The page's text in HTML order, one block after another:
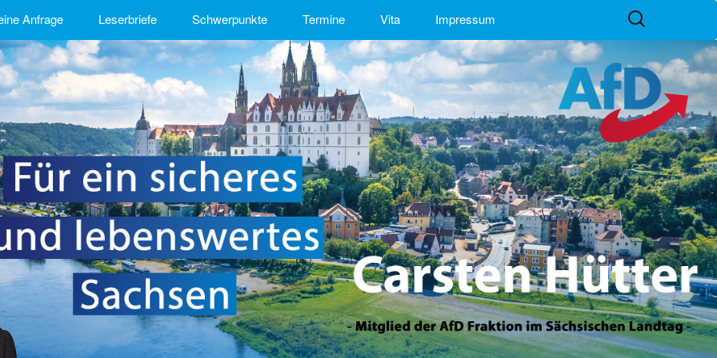
Anfrage Leserbriefe Schwerpunkte Termine Vita Impressum
Suchen
nach: